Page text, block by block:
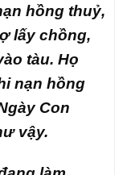
hồng thuỷ,
lấy chồng,
tàu. Họ
nạn hồng
Con
vậy.